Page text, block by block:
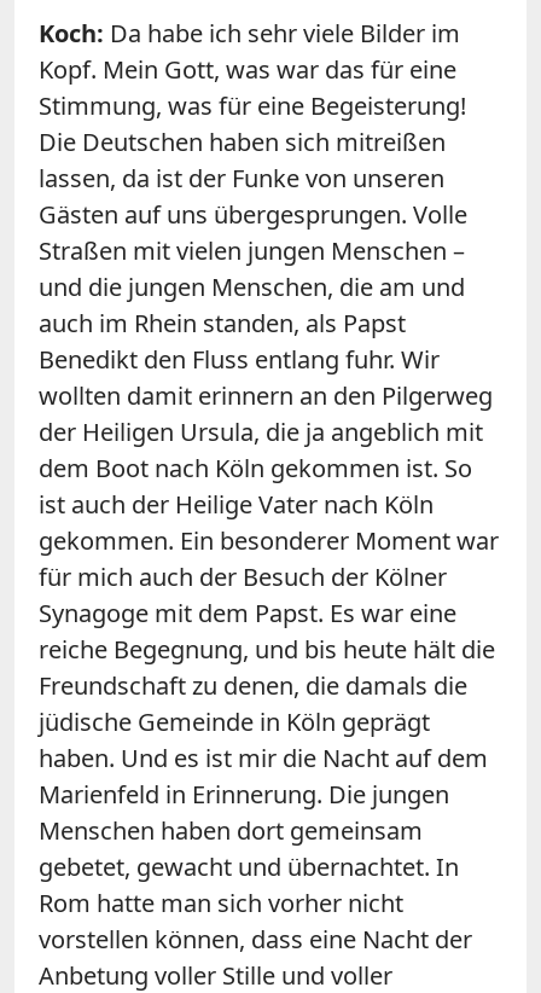
Koch: Da habe ich sehr viele Bilder im
Kopf. Mein Gott, was war das für eine
Stimmung, was für eine Begeisterung!
Die Deutschen haben sich mitreißen
lassen, da ist der Funke von unseren
Gästen auf uns übergesprungen. Volle
Straßen mit vielen jungen Menschen –
und die jungen Menschen, die am und
auch im Rhein standen, als Papst
Benedikt den Fluss entlang fuhr. Wir
wollten damit erinnern an den Pilgerweg
der Heiligen Ursula, die ja angeblich mit
dem Boot nach Köln gekommen ist. So
ist auch der Heilige Vater nach Köln
gekommen. Ein besonderer Moment war
für mich auch der Besuch der Kölner
Synagoge mit dem Papst. Es war eine
reiche Begegnung, und bis heute hält die
Freundschaft zu denen, die damals die
jüdische Gemeinde in Köln geprägt
haben. Und es ist mir die Nacht auf dem
Marienfeld in Erinnerung. Die jungen
Menschen haben dort gemeinsam
gebetet, gewacht und übernachtet. In
Rom hatte man sich vorher nicht
vorstellen können, dass eine Nacht der
Anbetung voller Stille und voller